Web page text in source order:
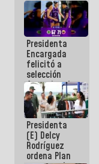
Presidenta
Encargada
felicitó a
selección
femenina de
baloncesto
por su
clasificación
a la
AmeriCup
2027
Presidenta
(E) Delcy
Rodríguez
ordena Plan